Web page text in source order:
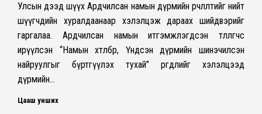
Улсын дээд шүүх Ардчилсан намын дүрмийн өөрчлөлтийг нийт
шүүгчдийн хуралдаанаар хэлэлцэж дараах шийдвэрийг
гаргалаа. Ардчилсан намын итгэмжлэгдсэн төлөөлөгчөөс
ирүүлсэн “Намын хөтөлбөр, Үндсэн дүрмийн шинэчилсэн
найруулгыг бүртгүүлэх тухай” өргөдлийг хэлэлцээд
дүрмийн…
Цааш унших